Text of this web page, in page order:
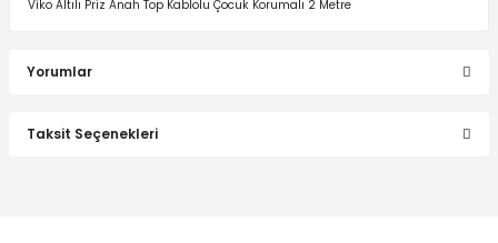
Viko Altılı Priz Anah Top Kablolu Çocuk Korumalı 2 Metre
Yorumlar
Taksit Seçenekleri